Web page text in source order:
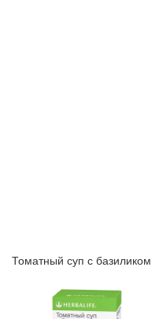
Томатный суп с базиликом